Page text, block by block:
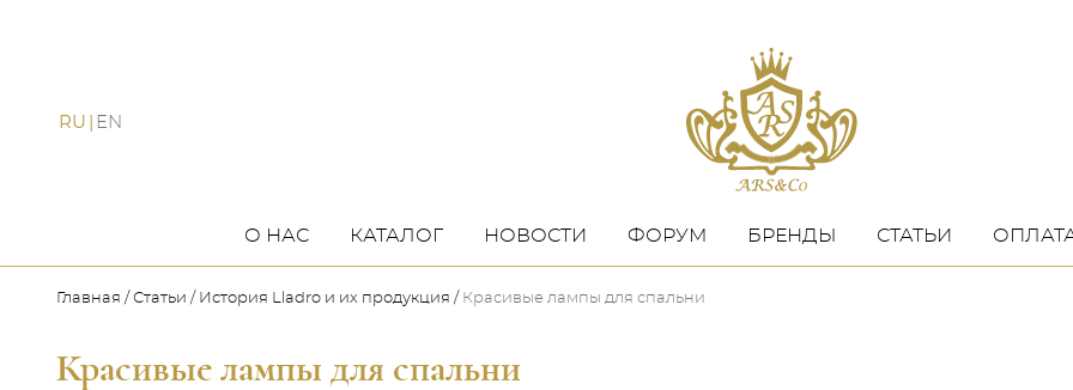
RU EN
О НАС КАТАЛОГ НОВОСТИ ФОРУМ БРЕНДЫ СТАТЬИ
Главная Статьи История Lladro и их продукция Красивые лампы для спальни
Красивые лампы для спальни